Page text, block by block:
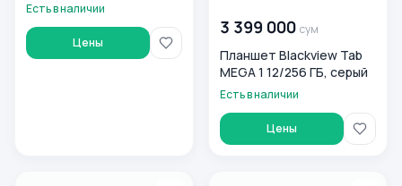
Есть в наличии
Цены
3 399 000 сум
Планшет Blackview Tab
MEGA 1 12/256 ГБ, серый
Есть в наличии
Цены